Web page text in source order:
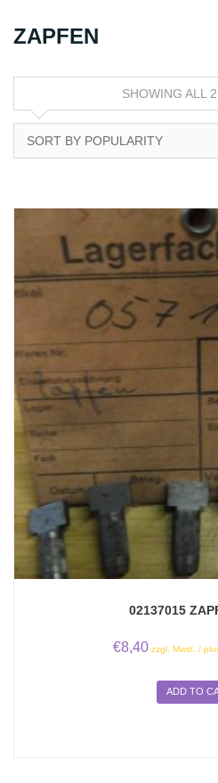
ZAPFEN
SHOWING ALL
02137015
€8,40 zzgl. Mwst. /
ADD TO